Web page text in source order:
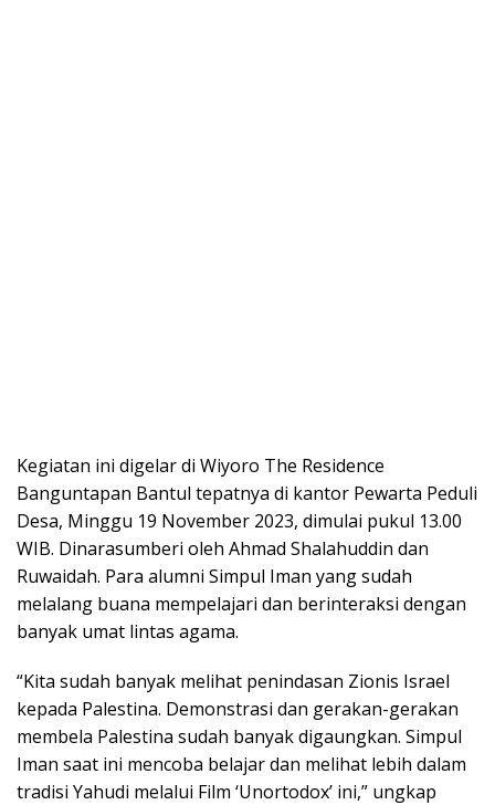
Kegiatan ini digelar di Wiyoro The Residence
Banguntapan Bantul tepatnya di kantor Pewarta Peduli
Desa, Minggu 19 November 2023, dimulai pukul 13.00
WIB. Dinarasumberi oleh Ahmad Shalahuddin dan
Ruwaidah. Para alumni Simpul Iman yang sudah
melalang buana mempelajari dan berinteraksi dengan
banyak umat lintas agama.
“Kita sudah banyak melihat penindasan Zionis Israel
kepada Palestina. Demonstrasi dan gerakan-gerakan
membela Palestina sudah banyak digaungkan. Simpul
Iman saat ini mencoba belajar dan melihat lebih dalam
tradisi Yahudi melalui Film ‘Unortodox’ ini,” ungkap